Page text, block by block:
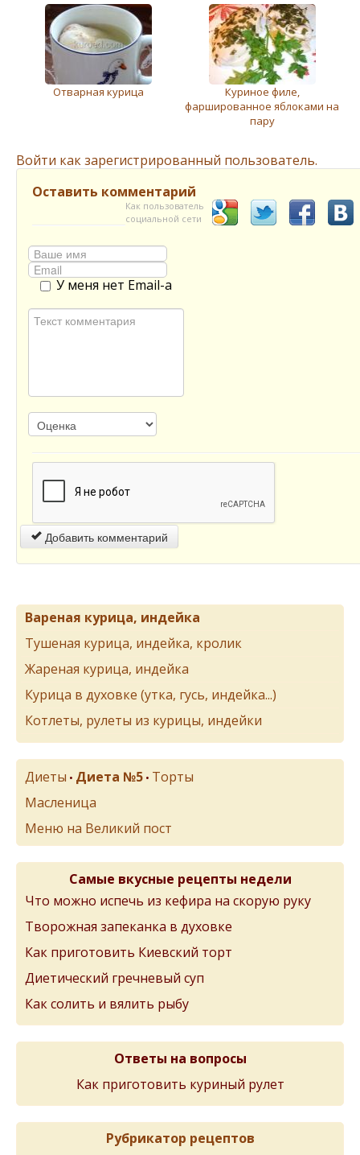
Отварная курица
Куриное филе,
фаршированное яблоками на
пару
Войти как зарегистрированный пользователь.
Оставить комментарий
Как пользователь
социальной сети
У меня нет Email-а
Добавить комментарий
Вареная курица, индейка
Тушеная курица, индейка, кролик
Жареная курица, индейка
Курица в духовке (утка, гусь, индейка...)
Котлеты, рулеты из курицы, индейки
Диеты • Диета №5 • Торты
Масленица
Меню на Великий пост
Самые вкусные рецепты недели
Что можно испечь из кефира на скорую руку
Творожная запеканка в духовке
Как приготовить Киевский торт
Диетический гречневый суп
Как солить и вялить рыбу
Ответы на вопросы
Как приготовить куриный рулет
Рубрикатор рецептов